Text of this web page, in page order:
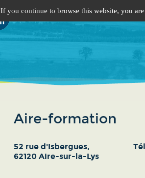
Aire-formation
52 rue d'Isbergues,
62120 Aire-sur-la-Lys
If you continue to browse this website, you